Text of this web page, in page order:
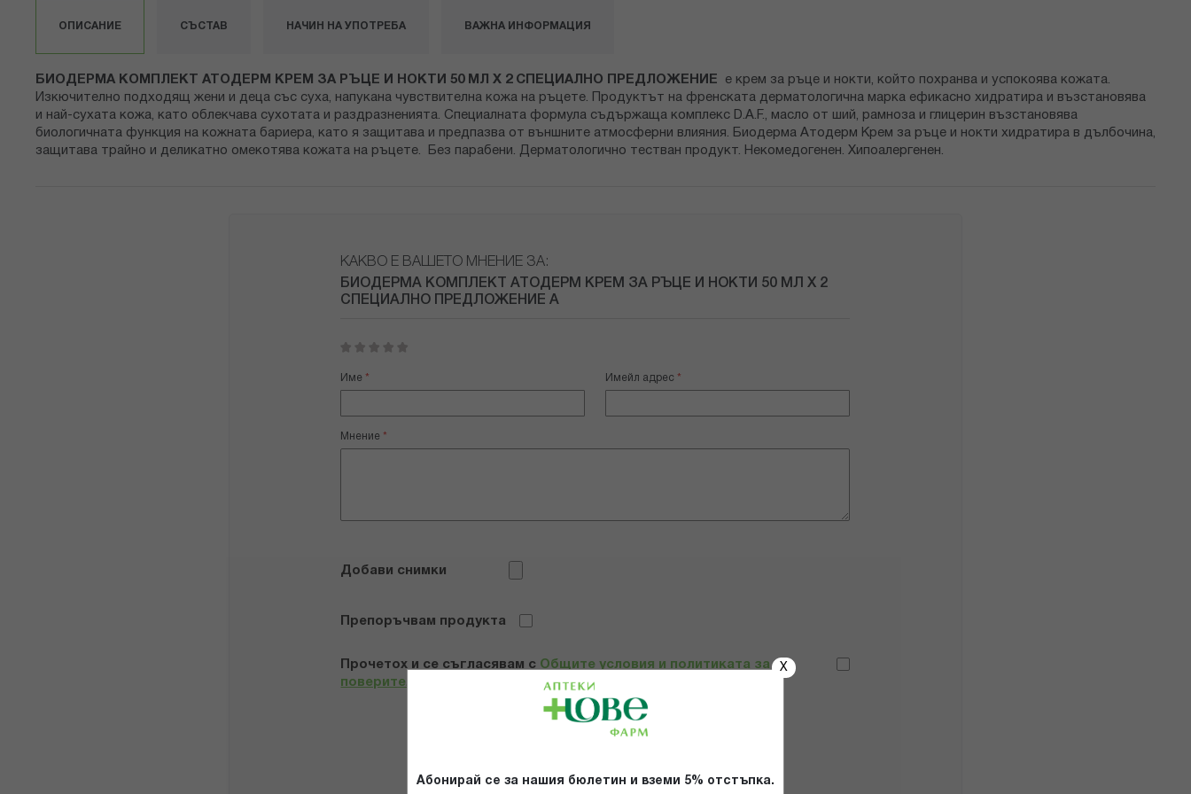
X
Абонирай се за нашия бюлетин и вземи 5% отстъпка.
снимки
ОПИСАНИЕ
БИОДЕРМА КОМПЛЕКТ АТОДЕРМ КРЕМ ЗА РЪЦЕ И НОКТИ 50 МЛ Х 2 СПЕЦИАЛНО ПРЕДЛОЖЕНИЕ е крем за ръце и нокти, който похранва и успокоява кожата.
Изкючително подходящ жени и деца със суха, напукана чувствителна кожа на ръцете. Продуктът на френската дерматологична марка ефикасно хидратира и възстановява
и най-сухата кожа, като облекчава сухотата и раздразненията. Специалната формула съдържаща комплекс D.A.F., масло от ший, рамноза и глицерин възстановява
биологичната функция на кожната бариера, като я защитава и предпазва от външните атмосферни влияния. Биодерма Атодерм Крем за ръце и нокти хидратира в дълбочина,
защитава трайно и деликатно омекотява кожата на ръцете. Без парабени. Дерматологично тестван продукт. Некомедогенен. Хипоалергенен.
СЪСТАВ НАЧИН НА УПОТРЕБА ВАЖНА ИНФОРМАЦИЯ
КАКВО Е ВАШЕТО МНЕНИЕ ЗА:
БИОДЕРМА КОМПЛЕКТ АТОДЕРМ КРЕМ ЗА РЪЦЕ И НОКТИ 50 МЛ Х 2
СПЕЦИАЛНО ПРЕДЛОЖЕНИЕ A
star
stars
stars
stars
stars
Име Имейл адрес
Мнение
Добави снимки
Препоръчвам продукта
Прочетох и се съгласявам с Общите условия и политиката за
поверителност